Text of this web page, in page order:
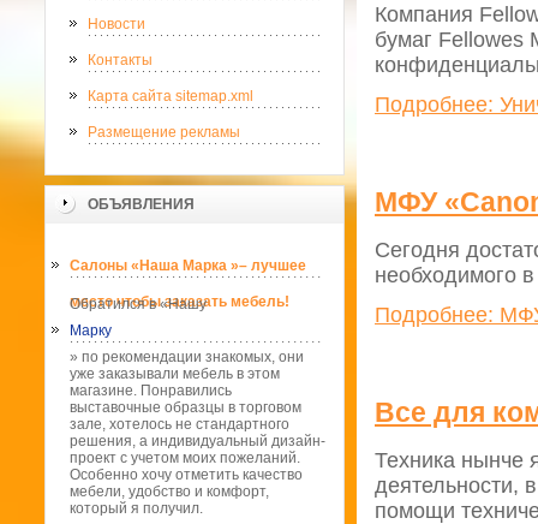
Новости
Контакты
Карта сайта sitemap.xml
Размещение рекламы
ОБЪЯВЛЕНИЯ
Салоны «Наша Марка »– лучшее
место чтобы заказать мебель!
Обратился в «Нашу
Марку
» по рекомендации знакомых, они
уже заказывали мебель в этом
магазине. Понравились
выставочные образцы в торговом
зале, хотелось не стандартного
решения, а индивидуальный дизайн-
проект с учетом моих пожеланий.
Особенно хочу отметить качество
мебели, удобство и комфорт,
который я получил.
Компания
бумаг Fellowes
Подробнее:
МФУ
Сегодня
необходимого
Подробнее:
Все для
Техника нынче
деятельности,
помощи